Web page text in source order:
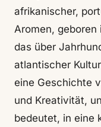
afrikanischer,
Aromen, geboren
das über
atlantischer
eine Geschichte
und Kreativität,
bedeutet, in eine